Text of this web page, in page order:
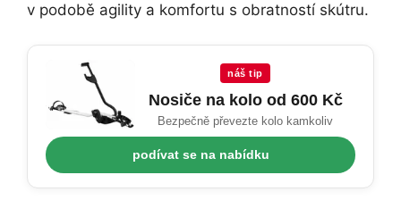
v podobě agility a komfortu s obratností skútru.
náš tip
Nosiče na kolo od 600 Kč
Bezpečně převezte kolo kamkoliv
podívat se na nabídku